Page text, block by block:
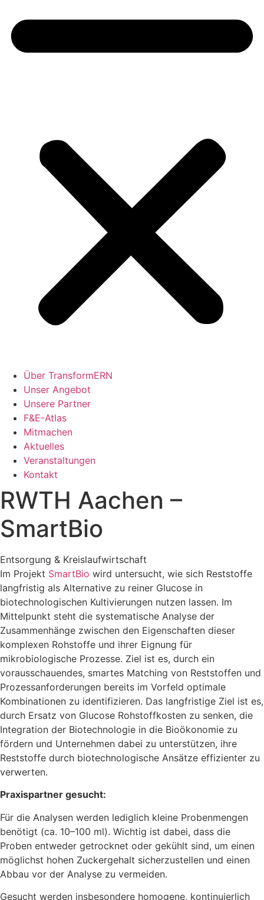
Über TransformERN
Unser Angebot
Unsere Partner
F&E-Atlas
Mitmachen
Aktuelles
Veranstaltungen
Kontakt
RWTH Aachen –
SmartBio
Entsorgung & Kreislaufwirtschaft
Im Projekt SmartBio wird untersucht, wie sich Reststoffe
langfristig als Alternative zu reiner Glucose in
biotechnologischen Kultivierungen nutzen lassen. Im
Mittelpunkt steht die systematische Analyse der
Zusammenhänge zwischen den Eigenschaften dieser
komplexen Rohstoffe und ihrer Eignung für
mikrobiologische Prozesse. Ziel ist es, durch ein
vorausschauendes, smartes Matching von Reststoffen und
Prozessanforderungen bereits im Vorfeld optimale
Kombinationen zu identifizieren. Das langfristige Ziel ist es,
durch Ersatz von Glucose Rohstoffkosten zu senken, die
Integration der Biotechnologie in die Bioökonomie zu
fördern und Unternehmen dabei zu unterstützen, ihre
Reststoffe durch biotechnologische Ansätze effizienter zu
verwerten.
Praxispartner gesucht:
Für die Analysen werden lediglich kleine Probenmengen
benötigt (ca. 10–100 ml). Wichtig ist dabei, dass die
Proben entweder getrocknet oder gekühlt sind, um einen
möglichst hohen Zuckergehalt sicherzustellen und einen
Abbau vor der Analyse zu vermeiden.​
Gesucht werden insbesondere homogene, kontinuierlich